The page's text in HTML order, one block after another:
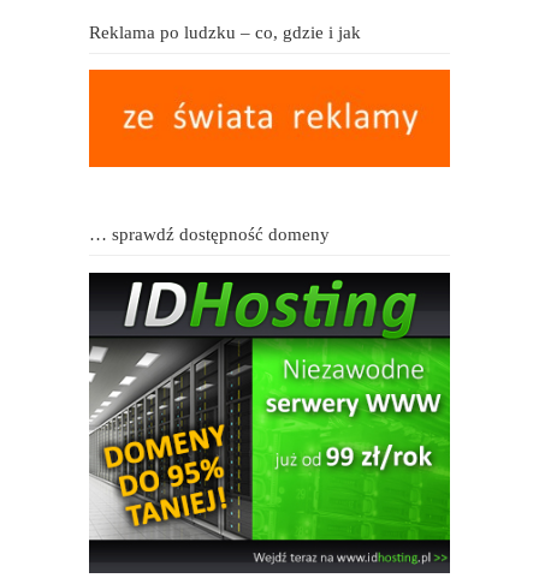
Reklama po ludzku – co, gdzie i jak
… sprawdź dostępność domeny